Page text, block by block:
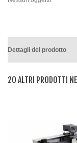
Dettagli del prodotto
20 ALTRI PRODOTTI